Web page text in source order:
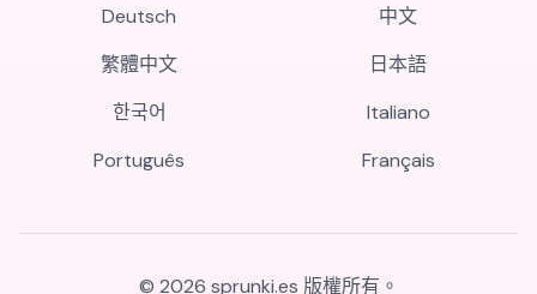
Deutsch
中文
繁體中文
日本語
한국어
Italiano
Português
Français
© 2026 sprunki.es 版權所有。